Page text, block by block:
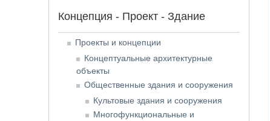
Концепция - Проект - Здание
Проекты и концепции
Концептуальные архитектурные
объекты
Общественные здания и сооружения
Культовые здания и сооружения
Многофункциональные и